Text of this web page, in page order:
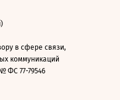
в сфере связи,
коммуникаций
ФС 77-79546